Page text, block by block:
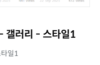
갤러리 - 스타일1
일1